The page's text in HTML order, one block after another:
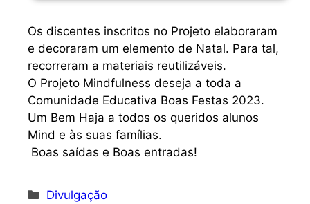
Os discentes inscritos no Projeto elaboraram
e decoraram um elemento de Natal. Para tal,
recorreram a materiais reutilizáveis.
O Projeto Mindfulness deseja a toda a
Comunidade Educativa Boas Festas 2023.
Um Bem Haja a todos os queridos alunos
Mind e às suas famílias.
Boas saídas e Boas entradas!
Categorias
Divulgação